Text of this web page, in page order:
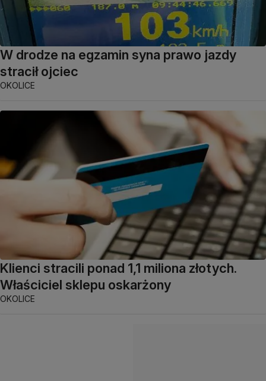
W drodze na egzamin syna prawo jazdy
stracił ojciec
OKOLICE
Klienci stracili ponad 1,1 miliona złotych.
Właściciel sklepu oskarżony
OKOLICE